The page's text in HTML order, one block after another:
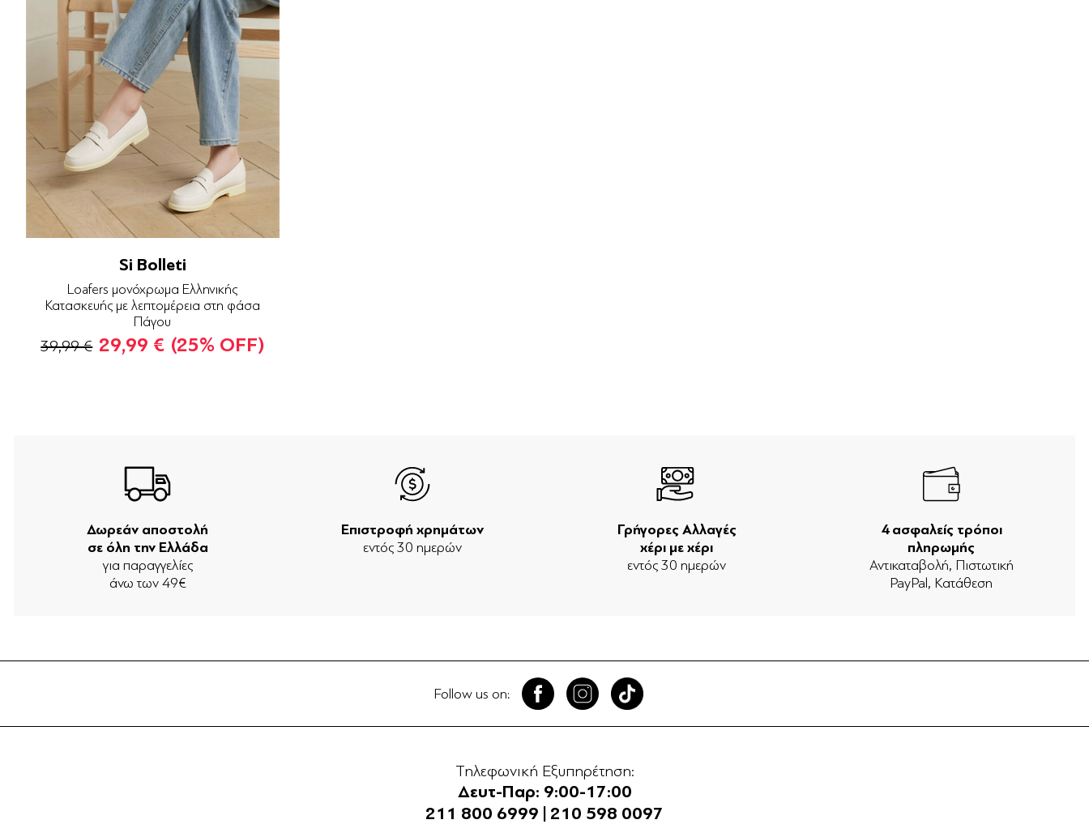
Si Bolleti
Loafers μονόχρωμα Ελληνικής
Κατασκευής με λεπτομέρεια στη φάσα
Πάγου
39,99 € 29,99 € (25% OFF)
Δωρεάν αποστολή
σε όλη την Ελλάδα
για παραγγελίες
άνω των 49€
Επιστροφή χρημάτων
εντός 30 ημερών
Γρήγορες Αλλαγές
χέρι με χέρι
εντός 30 ημερών
4 ασφαλείς τρόποι
πληρωμής
Αντικαταβολή, Πιστωτική
PayPal, Κατάθεση
Follow us on:
Τηλεφωνική Εξυπηρέτηση:
Δευτ-Παρ: 9:00-17:00
211 800 6999
210 598 0097